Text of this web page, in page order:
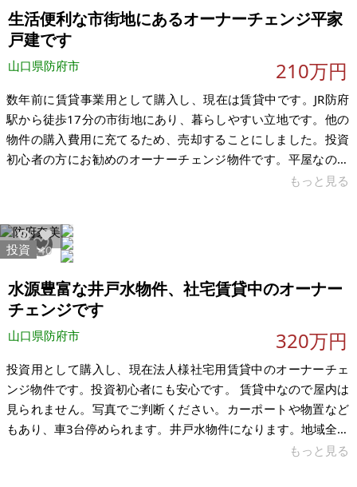
㎡ 建物：1F：70.08㎡ 2F(ロフト)：33.31㎡ 構造：軽量鉄骨
生活便利な市街地にあるオーナーチェンジ平家
戸建です
山口県防府市 210万円
数年前に賃貸事業用として購入し、現在は賃貸中です。JR防府
駅から徒歩17分の市街地にあり、暮らしやすい立地です。他の
物件の購入費用に充てるため、売却することにしました。投資
初心者の方にお勧めのオーナーチェンジ物件です。平屋なので
修繕など発生しても比較的簡易的なものが多いので特にお勧め
ください。 固定資産税評価額は、土地が1,716,470円、建物が
637,718円です。固定資産税の年額は、土地が5,721円、建物が
10,841円と比較的低税額となっています。表面利回り17.5%
もっと見る
578240
投資
水源豊富な井戸水物件、社宅賃貸中のオーナー
チェンジです
山口県防府市 320万円
投資用として購入し、現在法人様社宅用賃貸中のオーナーチェ
ンジ物件です。投資初心者にも安心です。 賃貸中なので屋内は
見られません。写真でご判断ください。カーポートや物置など
もあり、車3台停められます。井戸水物件になります。地域全体
井戸水で水源は豊富なので枯れる心配は少ないです。 【物件概もっと見る